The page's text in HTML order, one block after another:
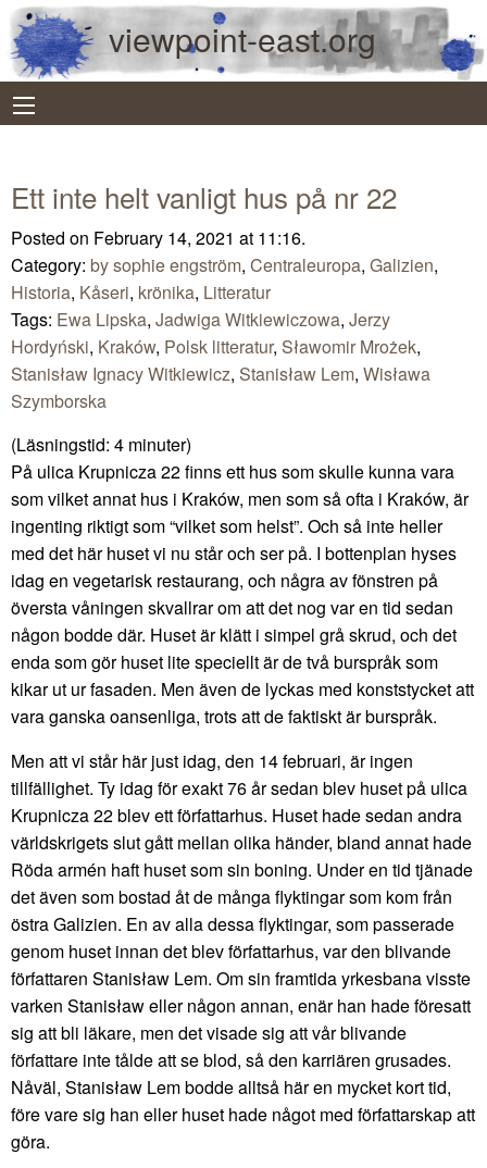
viewpoint-east.org
Ett inte helt vanligt hus på nr 22
Posted on February 14, 2021 at 11:16.
Category: by sophie engström, Centraleuropa, Galizien,
Historia, Kåseri, krönika, Litteratur
Tags: Ewa Lipska, Jadwiga Witkiewiczowa, Jerzy
Hordyński, Kraków, Polsk litteratur, Sławomir Mrożek,
Stanisław Ignacy Witkiewicz, Stanisław Lem, Wisława
Szymborska
(Läsningstid: 4 minuter)
På ulica Krupnicza 22 finns ett hus som skulle kunna vara
som vilket annat hus i Kraków, men som så ofta i Kraków, är
ingenting riktigt som “vilket som helst”. Och så inte heller
med det här huset vi nu står och ser på. I bottenplan hyses
idag en vegetarisk restaurang, och några av fönstren på
översta våningen skvallrar om att det nog var en tid sedan
någon bodde där. Huset är klätt i simpel grå skrud, och det
enda som gör huset lite speciellt är de två burspråk som
kikar ut ur fasaden. Men även de lyckas med konststycket att
vara ganska oansenliga, trots att de faktiskt är burspråk.
Men att vi står här just idag, den 14 februari, är ingen
tillfällighet. Ty idag för exakt 76 år sedan blev huset på ulica
Krupnicza 22 blev ett författarhus. Huset hade sedan andra
världskrigets slut gått mellan olika händer, bland annat hade
Röda armén haft huset som sin boning. Under en tid tjänade
det även som bostad åt de många flyktingar som kom från
östra Galizien. En av alla dessa flyktingar, som passerade
genom huset innan det blev författarhus, var den blivande
författaren Stanisław Lem. Om sin framtida yrkesbana visste
varken Stanisław eller någon annan, enär han hade föresatt
sig att bli läkare, men det visade sig att vår blivande
författare inte tålde att se blod, så den karriären grusades.
Nåväl, Stanisław Lem bodde alltså här en mycket kort tid,
före vare sig han eller huset hade något med författarskap att
göra.